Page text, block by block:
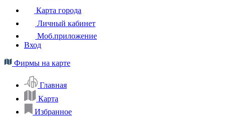
Карта города
Личный кабинет
Моб.приложение
Вход
Фирмы на карте
Главная
Карта
Избранное